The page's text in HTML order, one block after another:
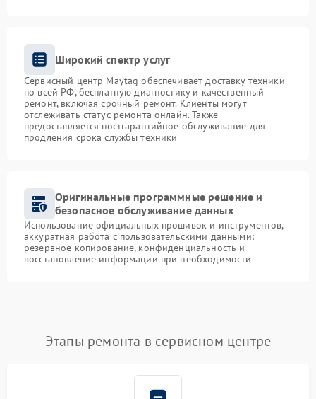
Широкий спектр услуг
Сервисный центр Maytag обеспечивает доставку техники
по всей РФ, бесплатную диагностику и качественный
ремонт, включая срочный ремонт. Клиенты могут
отслеживать статус ремонта онлайн. Также
предоставляется постгарантийное обслуживание для
продления срока службы техники
Оригинальные программные решение и
безопасное обслуживание данных
Использование официальных прошивок и инструментов,
аккуратная работа с пользовательскими данными:
резервное копирование, конфиденциальность и
восстановление информации при необходимости
Этапы ремонта в сервисном центре